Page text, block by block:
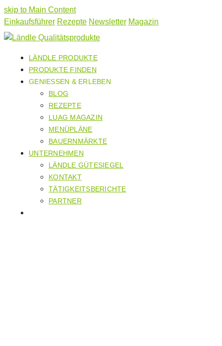
skip to Main Content
Einkaufsführer Rezepte Newsletter Magazin
LÄNDLE PRODUKTE
PRODUKTE FINDEN
GENIESSEN & ERLEBEN
BLOG
REZEPTE
LUAG MAGAZIN
MENÜPLÄNE
BAUERNMÄRKTE
UNTERNEHMEN
LÄNDLE GÜTESIEGEL
KONTAKT
TÄTIGKEITSBERICHTE
PARTNER